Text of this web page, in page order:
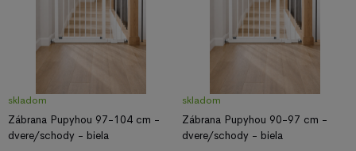
skladom
Zábrana Pupyhou 97-104 cm -
dvere/schody - biela
skladom
Zábrana Pupyhou 90-97 cm -
dvere/schody - biela